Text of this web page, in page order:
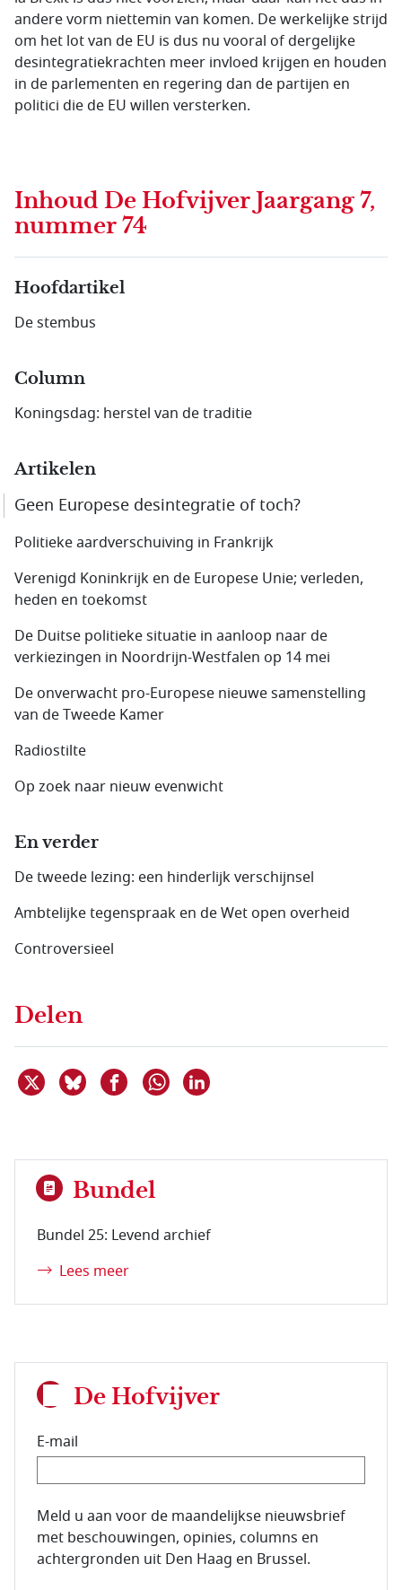
andere vorm niettemin van komen. De werkelijke strijd
om het lot van de EU is dus nu vooral of dergelijke
desintegratiekrachten meer invloed krijgen en houden
in de parlementen en regering dan de partijen en
politici die de EU willen versterken.
Inhoud De Hofvijver Jaargang 7,
nummer 74
Hoofdartikel
De stembus
Column
Koningsdag: herstel van de traditie
Artikelen
Geen Europese desintegratie of toch?
Politieke aardverschuiving in Frankrijk
Verenigd Koninkrijk en de Europese Unie; verleden,
heden en toekomst
De Duitse politieke situatie in aanloop naar de
verkiezingen in Noordrijn-Westfalen op 14 mei
De onverwacht pro-Europese nieuwe samenstelling
van de Tweede Kamer
Radiostilte
Op zoek naar nieuw evenwicht
En verder
De tweede lezing: een hinderlijk verschijnsel
Ambtelijke tegenspraak en de Wet open overheid
Controversieel
Delen
Deel dit item op X
Deel dit item op Bluesky
Deel dit item op Facebook
Delen via WhatsApp
Bundel
Bundel 25: Levend archief
Lees meer
De Hofvijver
E-mail
E-mailadres van de abonnee.
Meld u aan voor de maandelijkse nieuwsbrief
met beschouwingen, opinies, columns en
achtergronden uit Den Haag en Brussel.